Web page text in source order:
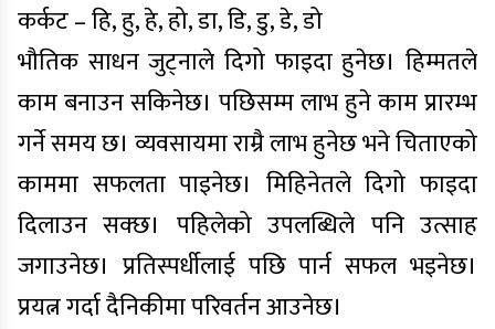
कर्कट – हि, हु, हे, हो, डा, डि, डु, डे, डो
भौतिक साधन जुट्नाले दिगो फाइदा हुनेछ। हिम्मतले
काम बनाउन सकिनेछ। पछिसम्म लाभ हुने काम प्रारम्भ
गर्ने समय छ। व्यवसायमा राम्रै लाभ हुनेछ भने चिताएको
काममा सफलता पाइनेछ। मिहिनेतले दिगो फाइदा
दिलाउन सक्छ। पहिलेको उपलब्धिले पनि उत्साह
जगाउनेछ। प्रतिस्पर्धीलाई पछि पार्न सफल भइनेछ।
प्रयत्न गर्दा दैनिकीमा परिवर्तन आउनेछ।